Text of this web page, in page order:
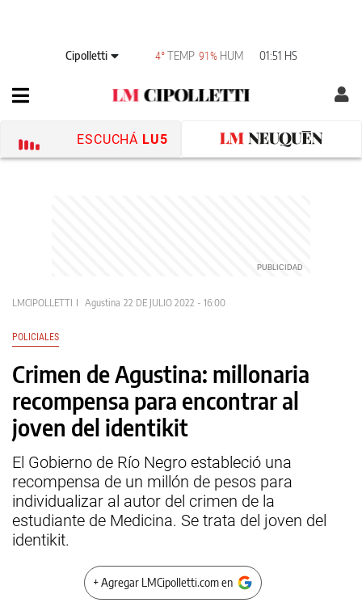
Cipolletti 4° TEMP 91% HUM 01:51 HS
ESCUCHÁ LU5
LMCIPOLLETTI Agustina 22 DE JULIO 2022 - 16:00
POLICIALES
Crimen de Agustina: millonaria
recompensa para encontrar al
joven del identikit
El Gobierno de Río Negro estableció una
recompensa de un millón de pesos para
individualizar al autor del crimen de la
estudiante de Medicina. Se trata del joven del
identikit.
+ Agregar LMCipolletti.com en